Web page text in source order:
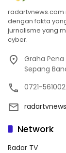
radartvnews.com
dengan fakta
jurnalisme yang
cyber.
Graha
Sepang
0721-
Network
Radar TV